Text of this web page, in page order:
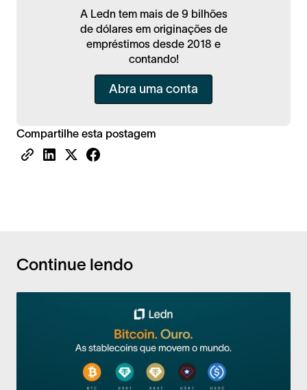
A Ledn tem mais de 9 bilhões
de dólares em originações de
empréstimos desde 2018 e
contando!
Abra uma conta
Compartilhe esta postagem
Continue lendo